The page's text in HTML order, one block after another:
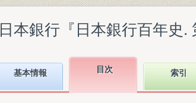
日本銀行『日本銀行百年史.
基本情報 目次 索引